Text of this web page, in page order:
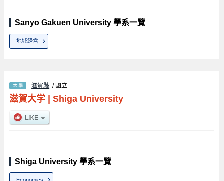
Sanyo Gakuen University 學系一覽
地域経営
滋賀縣 / 國立
滋賀大学| Shiga University
Shiga University 學系一覽
Economics